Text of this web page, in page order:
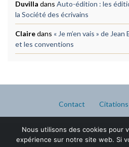
Duvilla dans Auto-édition : les
la Société des écrivains
Clairedans « Je m’en vais » de
et les conventions
Contact
Nous utilisons des cookies pour
expérience sur notre site web. Si